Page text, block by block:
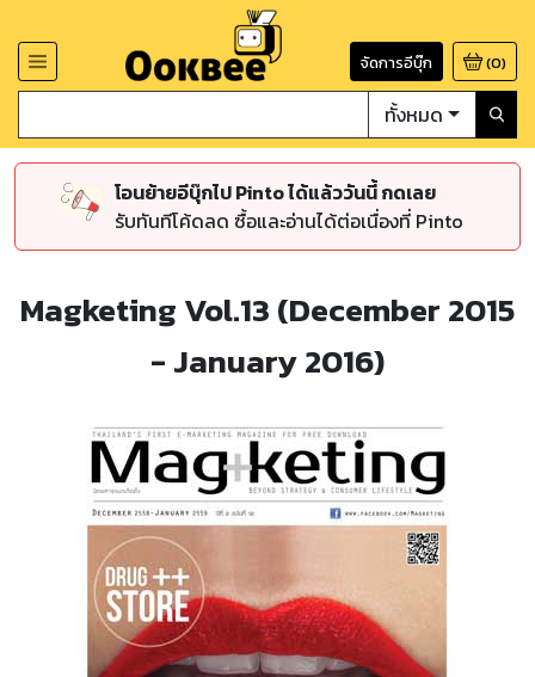
จัดการอีบุ๊ก (0)
ทั้งหมด
โอนย้ายอีบุ๊กไป Pinto ได้แล้ววันนี้ กดเลย
รับทันทีโค้ดลด ซื้อและอ่านได้ต่อเนื่องที่ Pinto
Magketing Vol.13 (December 2015
- January 2016)